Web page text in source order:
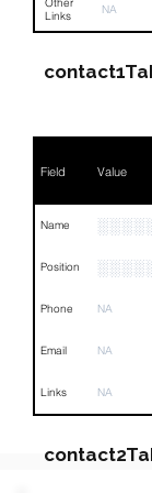
Links
NA
Field Value
Name
Position
Phone NA
Email NA
Links NA